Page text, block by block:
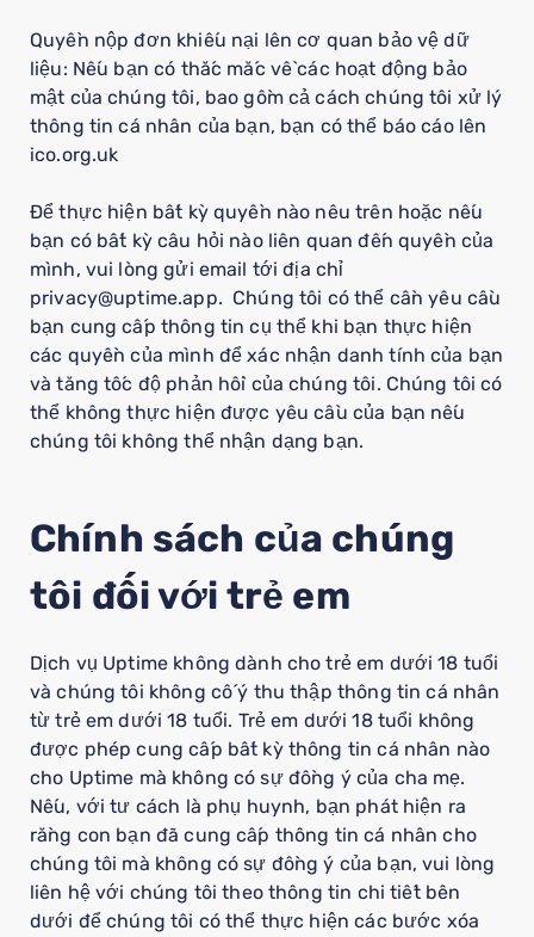
Quyền nộp đơn khiếu nại lên cơ quan bảo vệ dữ
liệu: Nếu bạn có thắc mắc về các hoạt động bảo
mật của chúng tôi, bao gồm cả cách chúng tôi xử lý
thông tin cá nhân của bạn, bạn có thể báo cáo lên
ico.org.uk
Để thực hiện bất kỳ quyền nào nêu trên hoặc nếu
bạn có bất kỳ câu hỏi nào liên quan đến quyền của
mình, vui lòng gửi email tới địa chỉ
privacy@uptime.app. Chúng tôi có thể cần yêu cầu
bạn cung cấp thông tin cụ thể khi bạn thực hiện
các quyền của mình để xác nhận danh tính của bạn
và tăng tốc độ phản hồi của chúng tôi. Chúng tôi có
thể không thực hiện được yêu cầu của bạn nếu
chúng tôi không thể nhận dạng bạn.
Chính sách của chúng
tôi đối với trẻ em
Dịch vụ Uptime không dành cho trẻ em dưới 18 tuổi
và chúng tôi không cố ý thu thập thông tin cá nhân
từ trẻ em dưới 18 tuổi. Trẻ em dưới 18 tuổi không
được phép cung cấp bất kỳ thông tin cá nhân nào
cho Uptime mà không có sự đồng ý của cha mẹ.
Nếu, với tư cách là phụ huynh, bạn phát hiện ra
rằng con bạn đã cung cấp thông tin cá nhân cho
chúng tôi mà không có sự đồng ý của bạn, vui lòng
liên hệ với chúng tôi theo thông tin chi tiết bên
dưới để chúng tôi có thể thực hiện các bước xóa